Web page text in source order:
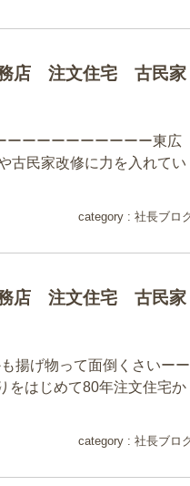
店 注文住宅 古民家
ーーーーーーーーーー東広
古民家改修に力を入れてい
category : 社長ブロ
店 注文住宅 古民家
揚げ物って面倒くさいーー
をはじめて80年注文住宅か
category : 社長ブロ